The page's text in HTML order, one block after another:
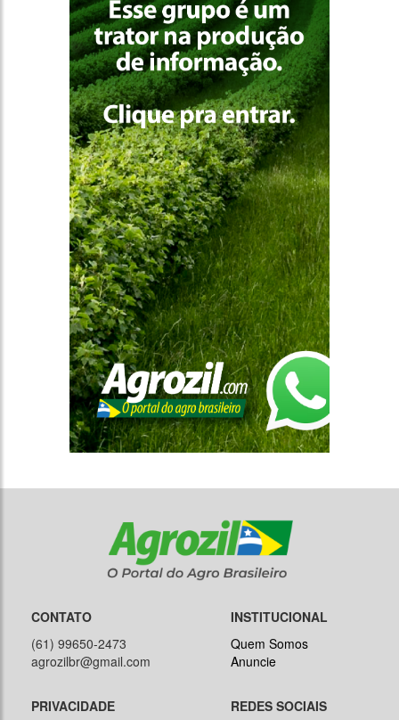
CONTATO
(61) 99650-2473
agrozilbr@gmail.com
INSTITUCIONAL
Quem Somos
Anuncie
PRIVACIDADE REDES SOCIAIS